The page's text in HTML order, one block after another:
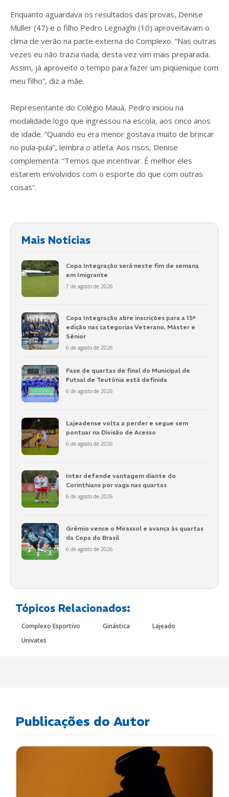
Enquanto aguardava os resultados das provas, Denise
Muller (47) e o filho Pedro Legnaghi (10) aproveitavam o
clima de verão na parte externa do Complexo. “Nas outras
vezes eu não trazia nada; desta vez vim mais preparada.
Assim, já aproveito o tempo para fazer um piquenique com
meu filho”, diz a mãe.
Representante do Colégio Mauá, Pedro iniciou na
modalidade logo que ingressou na escola, aos cinco anos
de idade. “Quando eu era menor gostava muito de brincar
no pula-pula”, lembra o atleta. Aos risos, Denise
complementa: “Temos que incentivar. É melhor eles
estarem envolvidos com o esporte do que com outras
coisas”.
Mais Notícias
Copa Integração será neste fim de semana
em Imigrante
7 de agosto de 2026
Copa Integração abre inscrições para a 15ª
edição nas categorias Veterano, Máster e
Sênior
6 de agosto de 2026
Fase de quartas de final do Municipal de
Futsal de Teutônia está definida
6 de agosto de 2026
Lajeadense volta a perder e segue sem
pontuar na Divisão de Acesso
6 de agosto de 2026
Inter defende vantagem diante do
Corinthians por vaga nas quartas
6 de agosto de 2026
Grêmio vence o Mirassol e avança às quartas
da Copa do Brasil
6 de agosto de 2026
Tópicos Relacionados:
Complexo Esportivo Ginástica
Lajeado
Univates
Publicações do Autor